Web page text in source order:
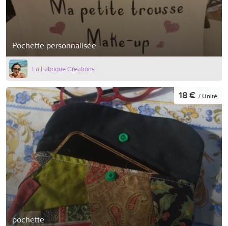
Pochette personnalisée
La Fabrique Creations
pochette
18 € / Unité